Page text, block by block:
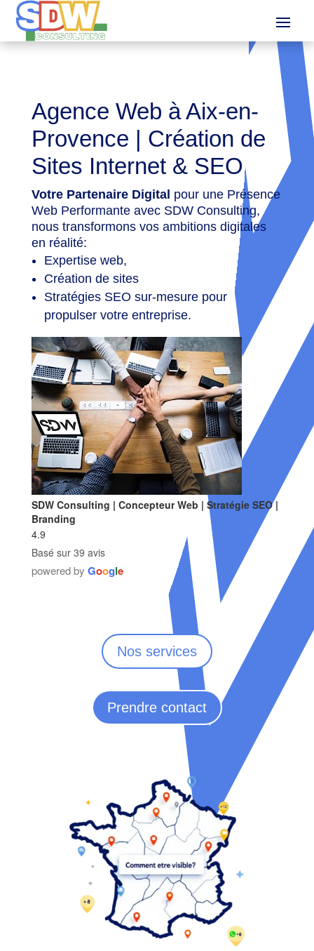
Agence Web à Aix-en-
Provence | Création de
Sites Internet & SEO
Votre Partenaire Digital pour une Présence
Web Performante avec SDW Consulting,
nous transformons vos ambitions digitales
en réalité:
Expertise web,
Création de sites
Stratégies SEO sur-mesure pour
propulser votre entreprise.
SDW Consulting | Concepteur Web | Stratégie SEO |
Branding
4.9
Basé sur 39 avis
powered by Google
Nos services
Prendre contact